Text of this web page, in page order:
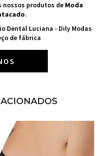
nossos produtos de Moda
.
Dental Luciana - Dily Modas
de fábrica